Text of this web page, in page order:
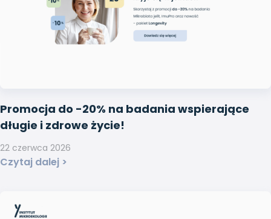
Promocja do -20% na badania wspierające
długie i zdrowe życie!
Czytaj dalej >
22 czerwca 2026